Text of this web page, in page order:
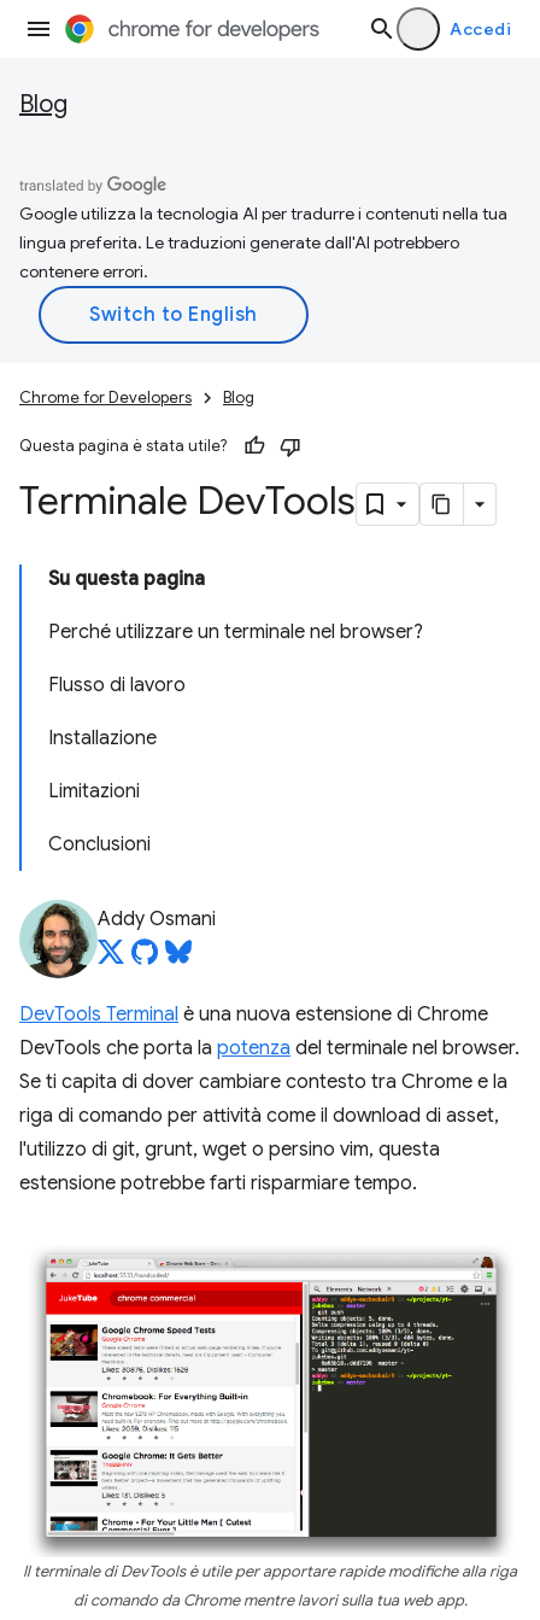
Accedi
Blog
Google utilizza la tecnologia AI per tradurre i contenuti nella tua
lingua preferita. Le traduzioni generate dall'AI potrebbero
contenere errori.
Chrome for Developers Blog
Questa pagina è stata utile?
Terminale DevTools
Su questa pagina
Perché utilizzare un terminale nel browser?
Flusso di lavoro
Installazione
Limitazioni
Conclusioni
Addy Osmani
DevTools Terminal è una nuova estensione di Chrome
DevTools che porta la potenza del terminale nel browser.
Se ti capita di dover cambiare contesto tra Chrome e la
riga di comando per attività come il download di asset,
l'utilizzo di git, grunt, wget o persino vim, questa
estensione potrebbe farti risparmiare tempo.
Il terminale di DevTools è utile per apportare rapide modifiche alla riga
di comando da Chrome mentre lavori sulla tua web app.